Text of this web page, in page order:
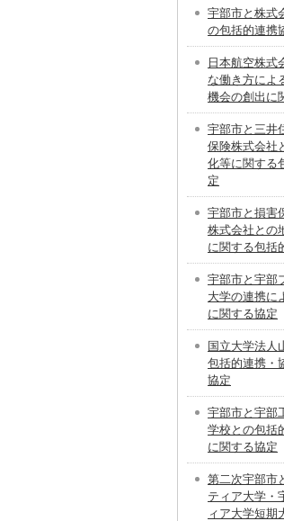
宇部市と株式
の包括的連携
日本航空株式
な働き方によ
機会の創出に
宇部市と三井
保険株式会社
化等に関する
定
宇部市と損害
株式会社との
に関する包括
宇部市と宇部
大学の連携に
に関する協定
国立大学法人
包括的連携・
協定
宇部市と宇部
学校との包括
に関する協定
第二次宇部市
ティア大学・
ィア大学短期